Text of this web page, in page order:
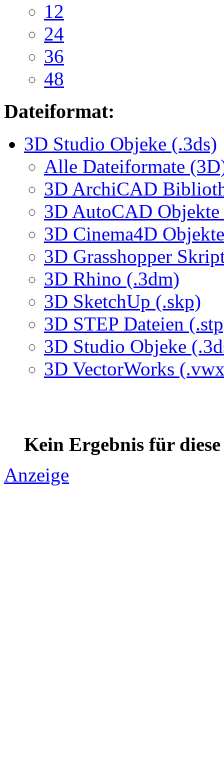
12
24
36
48
Dateiformat:
3D Studio Objeke (.3ds)
Alle Dateiformate
3D ArchiCAD
3D AutoCAD
3D Cinema4D
3D Grasshopper
3D Rhino (.3dm)
3D SketchUp (.skp)
3D STEP Dateien
3D Studio Objeke
3D VectorWorks
Kein Ergebnis für
Anzeige